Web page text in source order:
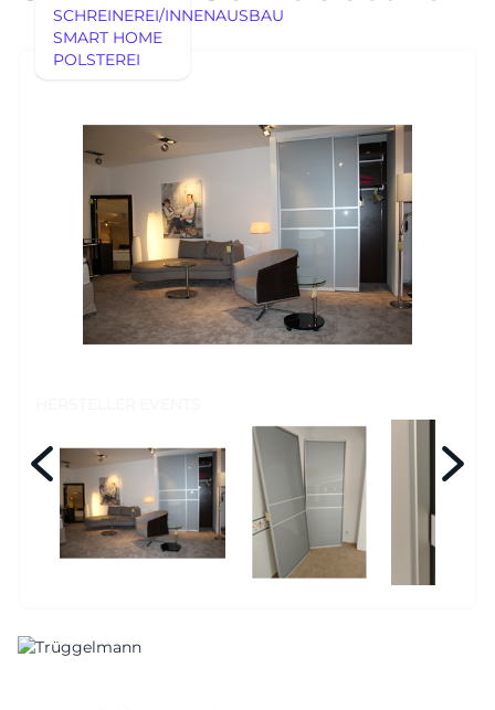
SCHREINEREI/INNENAUSBAU
SMART HOME
POLSTEREI
UNSERE EXPERTISE
REFERENZEN
HERSTELLER
EVENTS
RHEINWERK
AUSSTELLUNGSSTÜCKE
MÖBEL
MÖBEL
53639 Königswinter-Ittenbach
0 22 23 - 91 89 0
Di.-Fr. 10-18 Uhr
Sa. 10-17 Uhr
Montag geschlossen